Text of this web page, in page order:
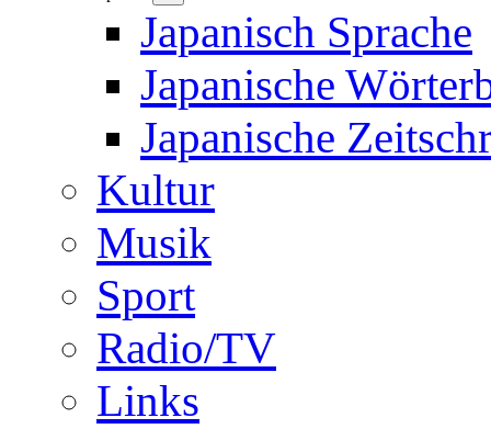
Japanisch Sprache
Japanische
Japanische
Kultur
Musik
Sport
Radio/TV
Links